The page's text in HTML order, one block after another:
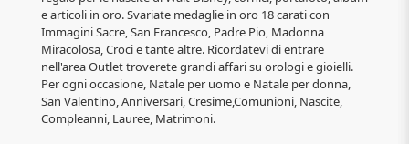
e articoli in oro. Svariate medaglie in oro 18 carati con
Immagini Sacre, San Francesco, Padre Pio, Madonna
Miracolosa, Croci e tante altre. Ricordatevi di entrare
nell'area Outlet troverete grandi affari su orologi e gioielli.
Per ogni occasione, Natale per uomo e Natale per donna,
San Valentino, Anniversari, Cresime,Comunioni, Nascite,
Compleanni, Lauree, Matrimoni.